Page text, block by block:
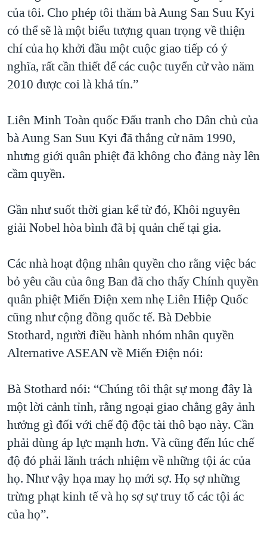
của tôi. Cho phép tôi thăm bà Aung San Suu Kyi
có thể sẽ là một biểu tượng quan trọng về thiện
chí của họ khởi đầu một cuộc giao tiếp có ý
nghĩa, rất cần thiết để các cuộc tuyển cử vào năm
2010 được coi là khả tín.”
Liên Minh Toàn quốc Đấu tranh cho Dân chủ của
bà Aung San Suu Kyi đã thắng cử năm 1990,
nhưng giới quân phiệt đã không cho đảng này lên
cầm quyền.
Gần như suốt thời gian kể từ đó, Khôi nguyên
giải Nobel hòa bình đã bị quản chế tại gia.
Các nhà hoạt động nhân quyền cho rằng việc bác
bỏ yêu cầu của ông Ban đã cho thấy Chính quyền
quân phiệt Miến Điện xem nhẹ Liên Hiệp Quốc
cũng như cộng đồng quốc tế. Bà Debbie
Stothard, người điều hành nhóm nhân quyền
Alternative ASEAN về Miến Điện nói:
Bà Stothard nói: “Chúng tôi thật sự mong đây là
một lời cảnh tỉnh, rằng ngoại giao chẳng gây ảnh
hưởng gì đối với chế độ độc tài thô bạo này. Cần
phải dùng áp lực mạnh hơn. Và cũng đến lúc chế
độ đó phải lãnh trách nhiệm về những tội ác của
họ. Như vậy họa may họ mới sợ. Họ sợ những
trừng phạt kinh tế và họ sợ sự truy tố các tội ác
của họ”.